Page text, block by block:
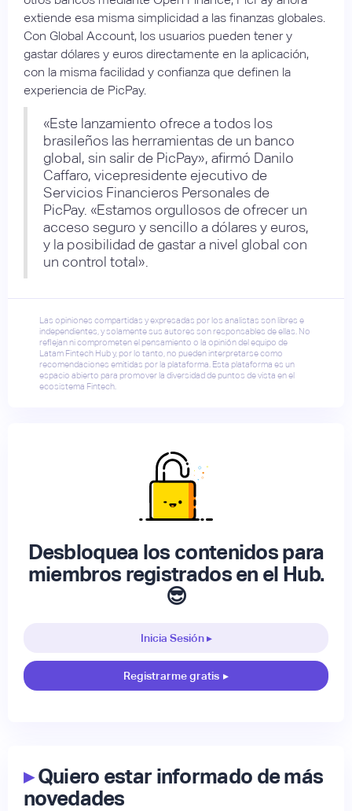
extiende esa misma simplicidad a las finanzas globales.
Con Global Account, los usuarios pueden tener y
gastar dólares y euros directamente en la aplicación,
con la misma facilidad y confianza que definen la
experiencia de PicPay.
«Este lanzamiento ofrece a todos los
brasileños las herramientas de un banco
global, sin salir de PicPay», afirmó Danilo
Caffaro, vicepresidente ejecutivo de
Servicios Financieros Personales de
PicPay. «Estamos orgullosos de ofrecer un
acceso seguro y sencillo a dólares y euros,
y la posibilidad de gastar a nivel global con
un control total».
Las opiniones compartidas y expresadas por los analistas son libres e
independientes, y solamente sus autores son responsables de ellas. No
reflejan ni comprometen el pensamiento o la opinión del equipo de
Latam Fintech Hub y, por lo tanto, no pueden interpretarse como
recomendaciones emitidas por la plataforma. Esta plataforma es un
espacio abierto para promover la diversidad de puntos de vista en el
ecosistema Fintech.
Desbloquea los contenidos para
miembros registrados en el Hub.
😎
Inicia Sesión ▸
Registrarme gratis ▸
▸Quiero estar informado de más
novedades